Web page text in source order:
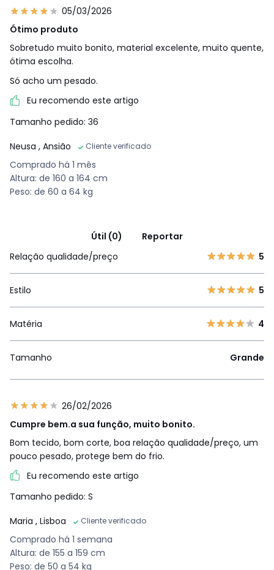
05/03/2026
Ótimo produto
Sobretudo muito bonito, material excelente, muito quente,
ótima escolha.
Só acho um pesado.
Eu recomendo este artigo
Tamanho pedido: 36
Neusa , Ansião Cliente verificado
Comprado há 1 mês
Altura: de 160 a 164 cm
Peso: de 60 a 64 kg
Útil (0)
Reportar
Relação qualidade/preço
5
Estilo 5
Matéria 4
Tamanho Grande
26/02/2026
Cumpre bem.a sua função, muito bonito.
Bom tecido, bom corte, boa relação qualidade/preço, um
pouco pesado, protege bem do frio.
Eu recomendo este artigo
Tamanho pedido: S
Maria , Lisboa Cliente verificado
Comprado há 1 semana
Altura: de 155 a 159 cm
Peso: de 50 a 54 kg